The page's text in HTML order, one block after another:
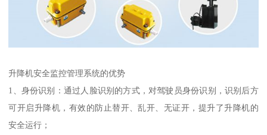
升降机安全监控管理系统的优势
1、身份识别：通过人脸识别的方式，对驾驶员身份识别，识别后方
可开启升降机，有效的防止替开、乱开、无证开，提升了升降机的
安全运行；